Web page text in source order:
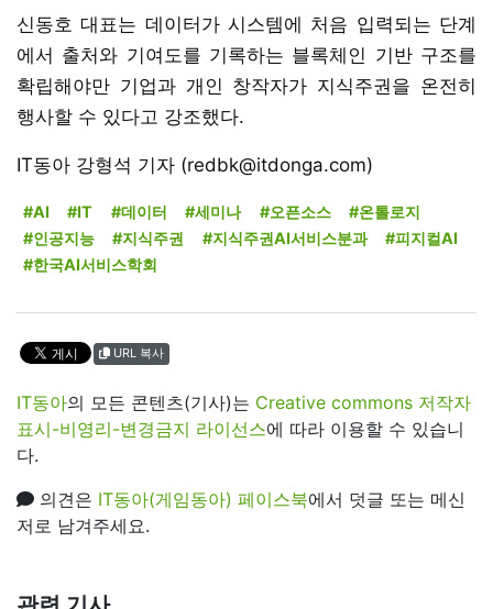
신동호 대표는 데이터가 시스템에 처음 입력되는 단계
에서 출처와 기여도를 기록하는 블록체인 기반 구조를
확립해야만 기업과 개인 창작자가 지식주권을 온전히
행사할 수 있다고 강조했다.
IT동아 강형석 기자 (redbk@itdonga.com)
#AI #IT #데이터 #세미나 #오픈소스
#온톨로지
#인공지능
#지식주권 #지식주권AI서비스분과
#피지컬AI
#한국AI서비스학회
URL 복사
IT동아의 모든 콘텐츠(기사)는 Creative commons 저작자
표시-비영리-변경금지 라이선스에 따라 이용할 수 있습니
다.
의견은 IT동아(게임동아) 페이스북에서 덧글 또는 메신
저로 남겨주세요.